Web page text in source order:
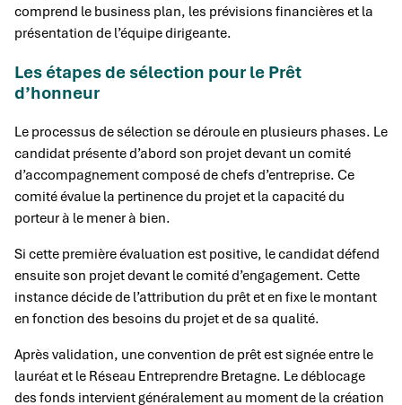
comprend le business plan, les prévisions financières et la
présentation de l’équipe dirigeante.
Les étapes de sélection pour le Prêt
d’honneur
Le processus de sélection se déroule en plusieurs phases. Le
candidat présente d’abord son projet devant un comité
d’accompagnement composé de chefs d’entreprise. Ce
comité évalue la pertinence du projet et la capacité du
porteur à le mener à bien.
Si cette première évaluation est positive, le candidat défend
ensuite son projet devant le comité d’engagement. Cette
instance décide de l’attribution du prêt et en fixe le montant
en fonction des besoins du projet et de sa qualité.
Après validation, une convention de prêt est signée entre le
lauréat et le Réseau Entreprendre Bretagne. Le déblocage
des fonds intervient généralement au moment de la création